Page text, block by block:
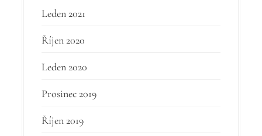
Leden 2021
Říjen 2020
Leden 2020
Prosinec 2019
Říjen 2019